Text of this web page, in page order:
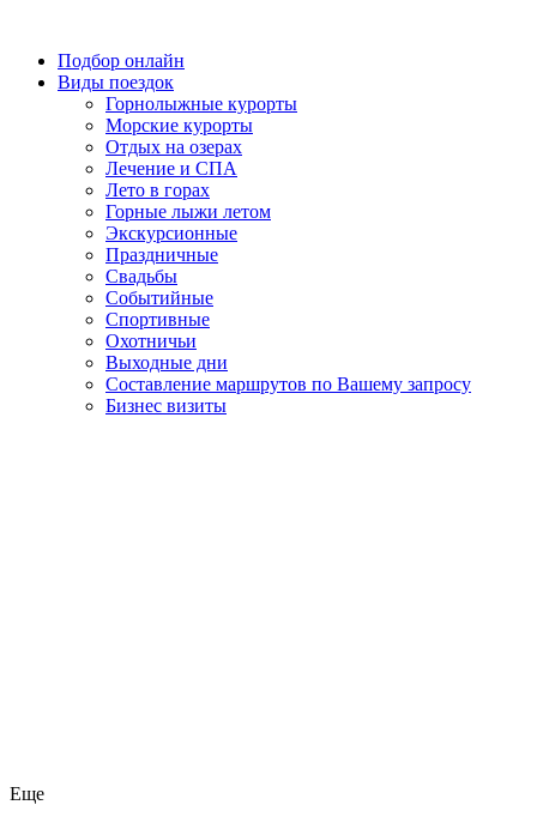
Подбор онлайн
Виды поездок
Горнолыжные курорты
Морские курорты
Отдых на озерах
Лечение и СПА
Лето в горах
Горные лыжи летом
Экскурсионные
Праздничные
Свадьбы
Событийные
Спортивные
Охотничьи
Выходные дни
Составление маршрутов по Вашему запросу
Бизнес визиты
Еще